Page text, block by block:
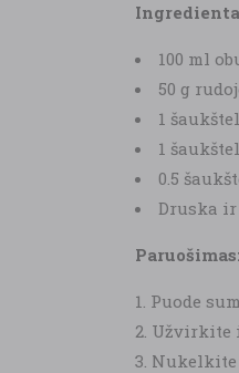
100 ml
50 g
1
1
0.5
Druska
Paruošimas:
Puode
Užvirkite